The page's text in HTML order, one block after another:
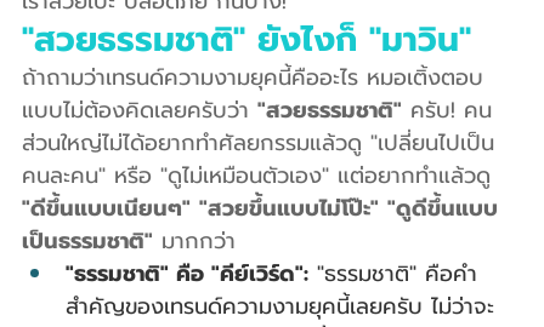
"สวยธรรมชาติ" ยังไงก็ "มาวิน"
ถ้าถามว่าเทรนด์ความงามยุคนี้คืออะไร หมอเติ้งตอบ
แบบไม่ต้องคิดเลยครับว่า "สวยธรรมชาติ" ครับ! คน
ส่วนใหญ่ไม่ได้อยากทำศัลยกรรมแล้วดู "เปลี่ยนไปเป็น
คนละคน" หรือ "ดูไม่เหมือนตัวเอง" แต่อยากทำแล้วดู
"ดีขึ้นแบบเนียนๆ" "สวยขึ้นแบบไม่โป๊ะ" "ดูดีขึ้นแบบ
เป็นธรรมชาติ" มากกว่า
"ธรรมชาติ" คือ "คีย์เวิร์ด": "ธรรมชาติ" คือคำ
สำคัญของเทรนด์ความงามยุคนี้เลยครับ ไม่ว่าจะ